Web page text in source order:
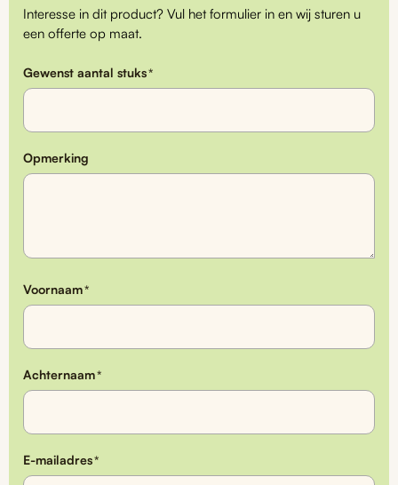
Interesse in dit product? Vul het formulier in en wij sturen u
een offerte op maat.
Gewenst aantal stuks*
Opmerking
Voornaam*
Achternaam*
E-mailadres*